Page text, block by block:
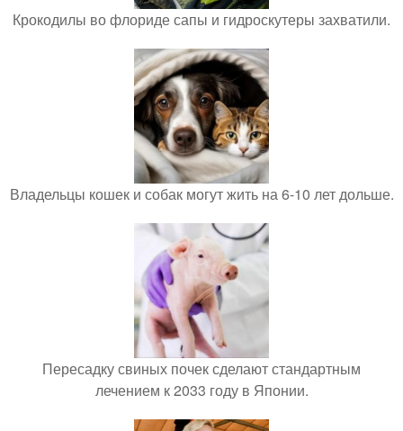
Крокодилы во флориде сапы и гидроскутеры захватили.
Владельцы кошек и собак могут жить на 6-10 лет дольше.
Пересадку свиных почек сделают стандартным
лечением к 2033 году в Японии.